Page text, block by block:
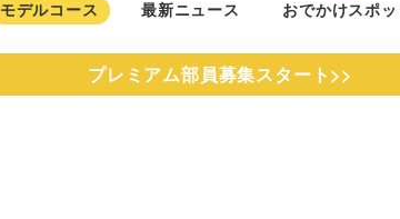
モデルコース 最新ニュース おでかけスポッ
プレミアム部員募集スタート>>